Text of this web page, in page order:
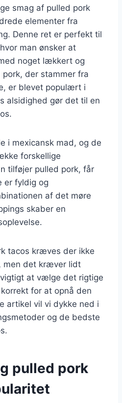
smag af pulled pork
elementer fra
Denne ret er perfekt til
man ønsker at
noget lækkert og
der stammer fra
er blevet populært i
alsidighed gør det til en
i mexicansk mad, og de
forskellige
tilføjer pulled pork, får
er fyldig og
af det møre
skaber en
tacos kræves der ikke
men det kræver lidt
at vælge det rigtige
for at opnå den
artikel vil vi dykke ned i
og de bedste
pulled pork